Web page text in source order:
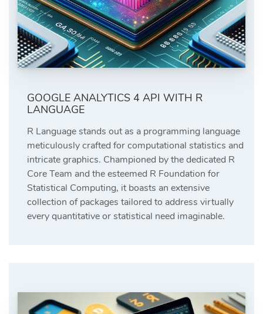
GOOGLE ANALYTICS 4 API WITH R
LANGUAGE
R Language stands out as a programming language
meticulously crafted for computational statistics and
intricate graphics. Championed by the dedicated R
Core Team and the esteemed R Foundation for
Statistical Computing, it boasts an extensive
collection of packages tailored to address virtually
every quantitative or statistical need imaginable.